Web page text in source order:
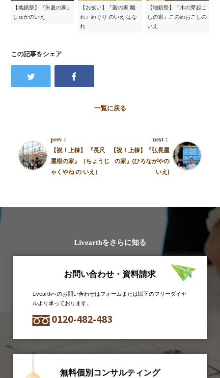
【地鎮祭】『朱夏の家』
しゅかのいえ
【お祓い】『廻の家 離
れ』めぐり のいえ はな
れ
【地鎮祭】『木の芽起こ
しの家』このめおこしの
いえ
この記事をシェア
一覧に戻る
prev：
【祝！上棟】 『長尺
屋根の家』（ちょうじ
ゃくやね の いえ）
next：
【祝！上棟】『弘長屋
の家』(ひろながやの
いえ)
Livearthをさらに知る
お問い合わせ・資料請求
Livearthへのお問い合わせはフォームまたは以下のフリーダイヤ
ルより承っております。
0120-482-483
無料個別コンサルティング